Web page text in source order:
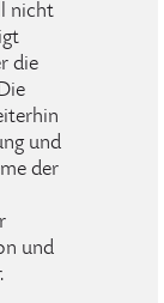
nicht
die
und
der
und